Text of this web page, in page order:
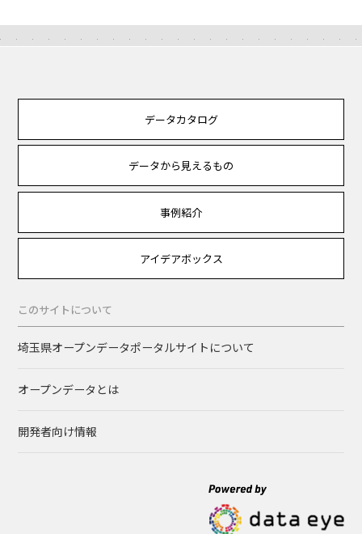
データカタログ
データから見えるもの
事例紹介
アイデアボックス
このサイトについて
埼玉県オープンデータポータルサイトについて
オープンデータとは
開発者向け情報